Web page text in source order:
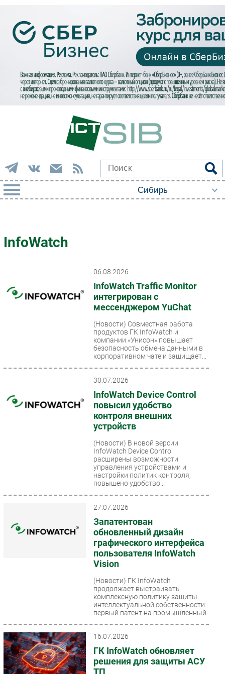
Импорто­замещение
Фиксированная связь
Кадры
Проекты
IT класс
Тестовый стенд
Каталог компаний
InfoWatch
06.08.2026
InfoWatch Traffic Monitor
интегрирован с
мессенджером YuChat
(Новости) Совместная работа
продуктов ГК InfoWatch и
компании «Унисон» повышает
безопасность обмена данными в
корпоративном чате и защищает...
30.07.2026
InfoWatch Device Control
повысил удобство
контроля внешних
устройств
(Новости) В новой версии
InfoWatch Device Control
расширены возможности
управления устройствами и
настройки политик контроля,
повышено удобство...
27.07.2026
Запатентован
обновленный дизайн
графического интерфейса
пользователя InfoWatch
Vision
(Новости) ГК InfoWatch
продолжает выстраивать
комплексную политику защиты
интеллектуальной собственности:
первый патент на промышленный
16.07.2026
ГК InfoWatch обновляет
решения для защиты АСУ
ТП